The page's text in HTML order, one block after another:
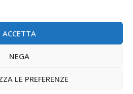
ACCETTA
NEGA
LE PREFERENZE
MAPS
ORA